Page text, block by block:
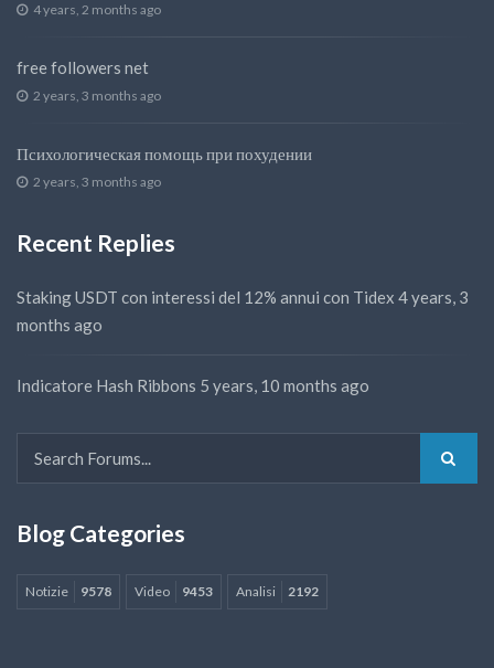
4 years, 2 months ago
free followers net
2 years, 3 months ago
Психологическая помощь при похудении
2 years, 3 months ago
Recent Replies
Staking USDT con interessi del 12% annui con Tidex 4 years, 3
months ago
Indicatore Hash Ribbons 5 years, 10 months ago
Blog Categories
Notizie 9578 Video 9453 Analisi 2192